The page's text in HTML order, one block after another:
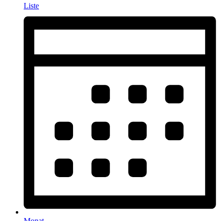
Liste